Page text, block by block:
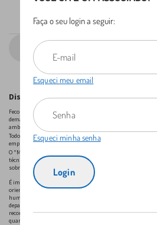
Faça o seu login a seguir:
Esqueci meu email
Esqueci minha senha
VOLTAR
Disclaimer
FecomercioSP existe para representar os interesses das
demais setores sociais, criar mecanismos de facilitação
ambiente de negócios e orientá-las no sentido da eficácia
Todo conteúdo é cuidadosamente elaborado para fornecer
empresas, permitindo empreendedores lidarem de maneira
O "MEU DEPARTAMENTO PESSOAL" da FecomercioSP
técnico experiente e capacitado, visando fomentar as
sobre a relação capital e trabalho dos nossos associados.
É importante ressaltar que, embora esse espaço seja uma
orientações, ele não substitui a expertise de profissionais
humanos e departamento pessoal. Cada empresa é única, e
departamento pessoal e recursos humanos podem variar
recomendamos que as empresas sempre considerem a
quando necessário.